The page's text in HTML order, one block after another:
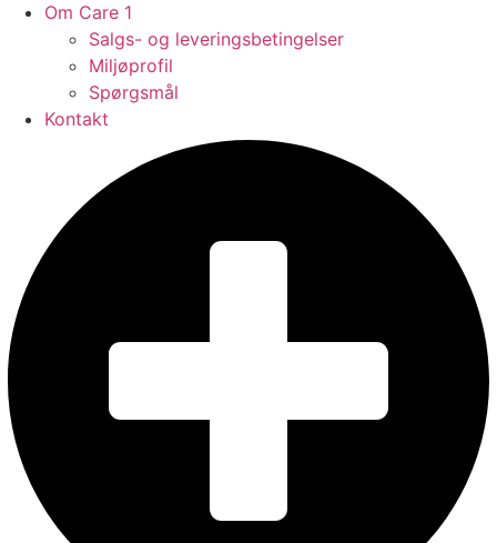
Om Care 1
Salgs- og leveringsbetingelser
Miljøprofil
Spørgsmål
Kontakt